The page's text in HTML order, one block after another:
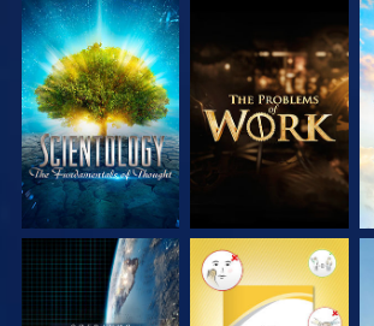
СМОТРЕТЬ
ПЕРЕДАЧИ
СМОТРЕТЬ
ПЕРЕДАЧИ
СМОТРЕТЬ СМОТРЕТЬ